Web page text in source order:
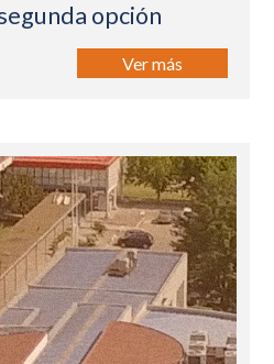
opción
Ver más